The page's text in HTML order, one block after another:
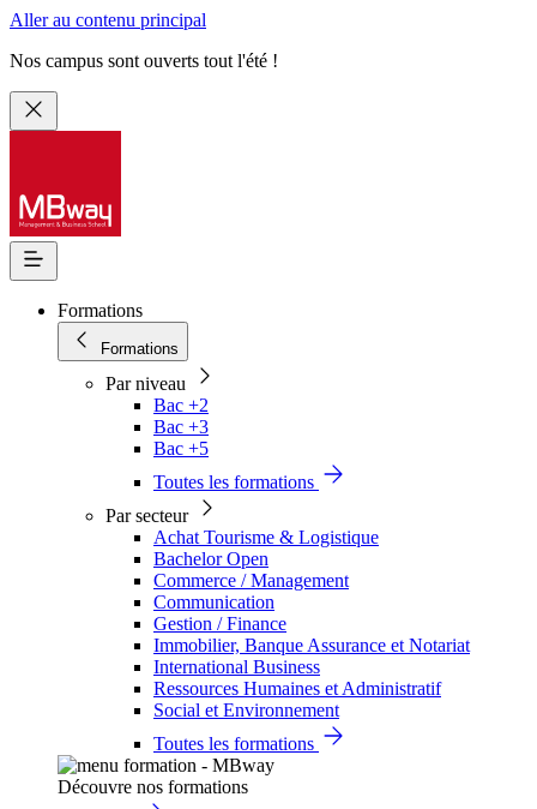
Aller au contenu principal
Nos campus sont ouverts tout l'été !
Formations
Formations
Par niveau
Bac +2
Bac +3
Bac +5
Toutes les formations
Par secteur
Achat Tourisme & Logistique
Bachelor Open
Commerce / Management
Communication
Gestion / Finance
Immobilier, Banque Assurance et Notariat
International Business
Ressources Humaines et Administratif
Social et Environnement
Toutes les formations
Découvre nos formations